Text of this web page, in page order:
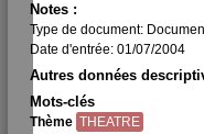
Notes :
Type de document:
Date d'entrée: 01/07/2004
Autres données
Mots-clés
Thème THEATRE